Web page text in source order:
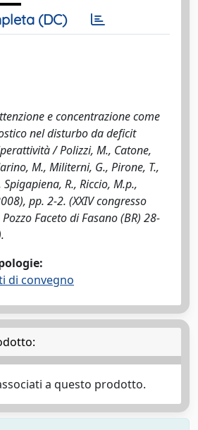
(DC)
e concentrazione come
nel disturbo da deficit
/ Polizzi, M., Catone,
M., Militerni, G., Pirone, T.,
R., Riccio, M.p.,
pp. 2-2. (XXIV congresso
Faceto di Fasano (BR) 28-
di convegno
a questo prodotto.